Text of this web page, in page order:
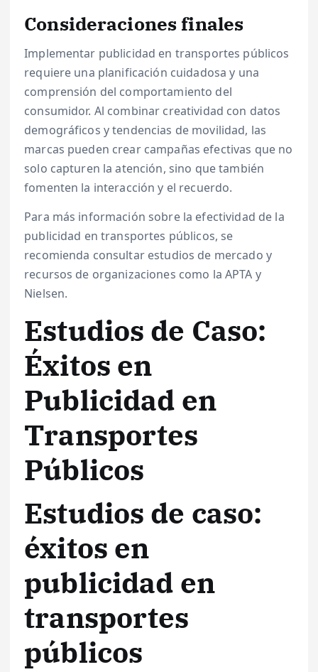
Consideraciones finales
Implementar publicidad en transportes públicos
requiere una planificación cuidadosa y una
comprensión del comportamiento del
consumidor. Al combinar creatividad con datos
demográficos y tendencias de movilidad, las
marcas pueden crear campañas efectivas que no
solo capturen la atención, sino que también
fomenten la interacción y el recuerdo.
Para más información sobre la efectividad de la
publicidad en transportes públicos, se
recomienda consultar estudios de mercado y
recursos de organizaciones como la APTA y
Nielsen.
Estudios de Caso:
Éxitos en
Publicidad en
Transportes
Públicos
Estudios de caso:
éxitos en
publicidad en
transportes
públicos